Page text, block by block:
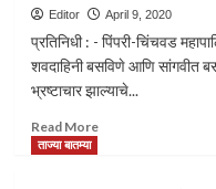
25
कोरोना
रुग्णचा
मृत्यू
Editor April 9, 2020
प्रतिनिधी : - पिंपरी-चिंचवड
शवदाहिनी बसविणे आणि सांगवीत
भ्रष्टाचार झाल्याचे...
Read MoreRead
ताज्या बातम्या